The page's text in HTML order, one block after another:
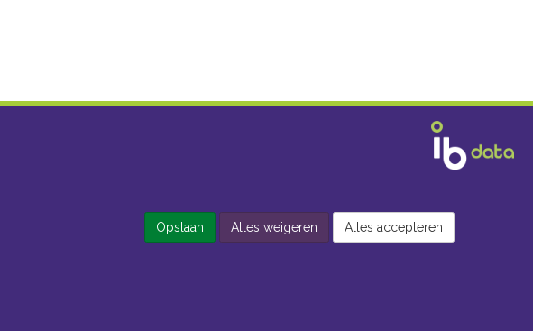
Opslaan Alles weigeren Alles accepteren